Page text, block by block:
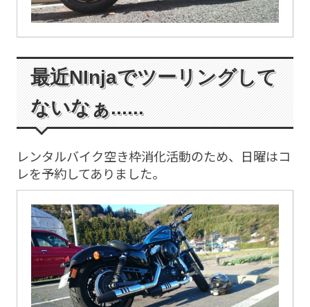
最近NInjaでツーリングして
ないなぁ......
レンタルバイク空き枠消化活動のため、日曜はコ
レを予約してありました。